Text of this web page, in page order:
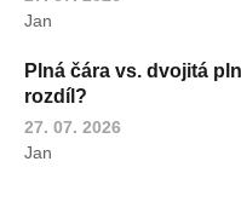
Jan
Plná čára vs. dvojitá
rozdíl?
27. 07. 2026
Jan